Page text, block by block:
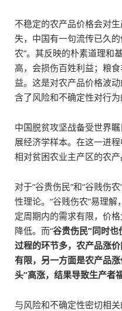
不稳定的农产品价格会对
失，中国有一句流传已久的
农”。其反映的朴素道理和
高，会损伤百姓利益；粮
益。这是对农产品价格波
含了风险和不确定性对行为
中国脱贫攻坚战备受世界
展经济学样本。在这一进
相对贫困农业主产区的农产
对于“谷贵伤民”和“谷贱伤
性理论。“谷贱伤农”易理
定周期内的需求有限，价
降低。而“谷贵伤民”同时
过程的环节多，农产品涨
有限，另一方面是农产品
头”高涨，结果导致生产者
与风险和不确定性密切相